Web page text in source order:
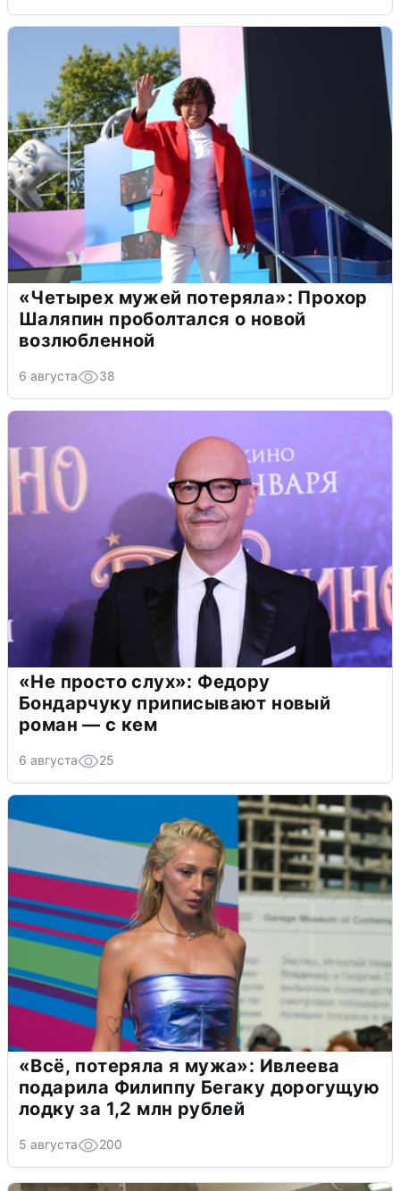
«Четырех мужей потеряла»: Прохор
Шаляпин проболтался о новой
возлюбленной
6 августа 38
«Не просто слух»: Федору
Бондарчуку приписывают новый
роман — с кем
6 августа 25
«Всё, потеряла я мужа»: Ивлеева
подарила Филиппу Бегаку дорогущую
лодку за 1,2 млн рублей
5 августа 200